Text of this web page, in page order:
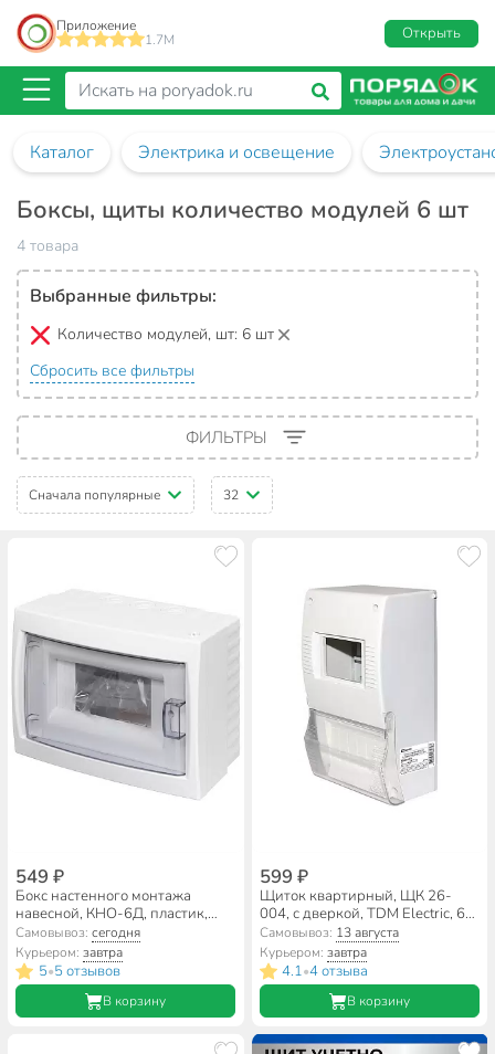
Приложение
1.7M
Открыть
Каталог Электрика и освещение
Боксы, щиты количество модулей 6 шт
4 товара
Выбранные фильтры:
Количество модулей, шт: 6 шт
Сбросить все фильтры
ФИЛЬТРЫ
Сначала популярные 32
549 ₽
Бокс настенного монтажа
навесной, КНО-6Д, пластик,
БелТИЗ, 6 модулей, IP20,
УТ000002701
Самовывоз:сегодня
Курьером:завтра
5•5 отзывов
В корзину
599 ₽
Щиток квартирный, ЩК 26-
004, с дверкой, TDM Electric, 6
модулей, 27х15х11 см, IP20,
SQ0906-0018
Самовывоз: 13 августа
Курьером: завтра
4.1•4 отзыва
В корзину